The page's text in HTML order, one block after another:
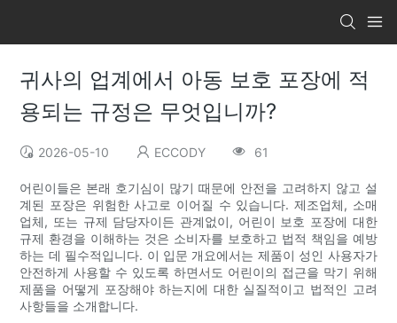
귀사의 업계에서 아동 보호 포장에 적
용되는 규정은 무엇입니까?
2026-05-10 ECCODY 61
어린이들은 본래 호기심이 많기 때문에 안전을 고려하지 않고 설
계된 포장은 위험한 사고로 이어질 수 있습니다. 제조업체, 소매
업체, 또는 규제 담당자이든 관계없이, 어린이 보호 포장에 대한
규제 환경을 이해하는 것은 소비자를 보호하고 법적 책임을 예방
하는 데 필수적입니다. 이 입문 개요에서는 제품이 성인 사용자가
안전하게 사용할 수 있도록 하면서도 어린이의 접근을 막기 위해
제품을 어떻게 포장해야 하는지에 대한 실질적이고 법적인 고려
사항들을 소개합니다.